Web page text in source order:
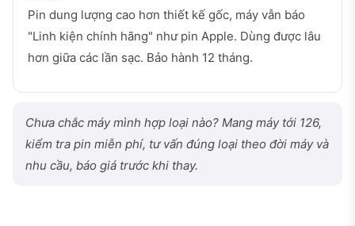
Pin dung lượng cao hơn thiết kế gốc, máy vẫn báo
"Linh kiện chính hãng" như pin Apple. Dùng được lâu
hơn giữa các lần sạc. Bảo hành 12 tháng.
Chưa chắc máy mình hợp loại nào? Mang máy tới 126,
kiểm tra pin miễn phí, tư vấn đúng loại theo đời máy và
nhu cầu, báo giá trước khi thay.